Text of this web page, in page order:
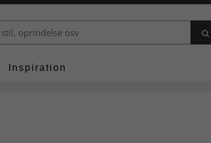
Inspiration